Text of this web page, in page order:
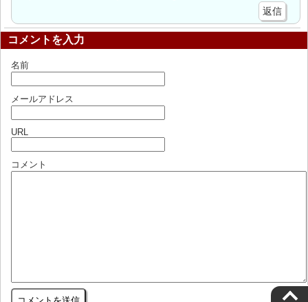
返信
コメントを入力
名前
メールアドレス
URL
コメント